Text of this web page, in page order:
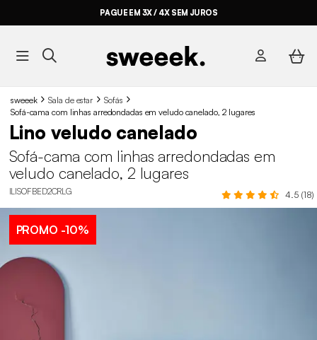
PAGUE EM 3X / 4X SEM JUROS
sweeek Sala de estar
Sofás
Sofá-cama com linhas arredondadas em veludo canelado, 2 lugares
Lino veludo canelado
Sofá-cama com linhas arredondadas em
veludo canelado, 2 lugares
ILISOFBED2CRLG 4.5 (18)
PROMO -10%